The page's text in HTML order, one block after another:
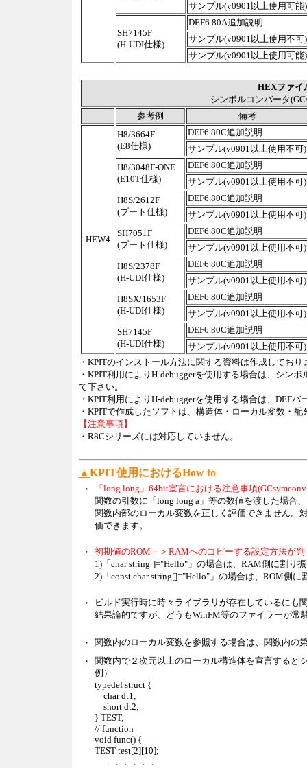
サンプル(v0901以上使用可能)
SH7145F
(H-UDI仕様)
DEF6.80A追加説明
サンプル(v0901以上使用不可)
サンプル(v0901以上使用可能)
HEXファイ
シンボルコンバータ
参考例
備考
HEW4
H8/3664F
(E8仕様)
DEF6.80C追加説明
サンプル(v0901以上使用不可)
H8/3048F-ONE
(E10T仕様)
DEF6.80C追加説明
サンプル(v0901以上使用不可)
H8S/2612F
(ブート仕様)
DEF6.80C追加説明
サンプル(v0901以上使用不可)
SH7051F
(ブート仕様)
DEF6.80C追加説明
サンプル(v0901以上使用不可)
H8S/2378F
(H-UDI仕様)
DEF6.80C追加説明
サンプル(v0901以上使用不可)
H8SX/1653F
(H-UDI仕様)
DEF6.80C追加説明
サンプル(v0901以上使用不可)
SH7145F
(H-UDI仕様)
DEF6.80C追加説明
サンプル(v0901以上使用不可)
・KPITのインストール方法に関する資料は作成しており
・KPIT利用によりH-debuggerを使用する場合は、シン
て下さい。
・KPIT利用によりH-debuggerを使用する場合は、DEF
・KPITで作成したソフトは、構造体・ローカル変数・
【注意事項】
・R8Cシリーズには対応していません。
▲ KPIT使用におけるHow to
・
「long long」64bit宣言における注意事項
関数の引数に「long long a」等の数値を渡した場合
関数内部のローカル変数を正しく評価できません。
価できます。
・
初期値のROM－＞RAMへのコピーする設定方法が
1)「char string[]="Hello"」の場合は、RAM側に割り
2)「const char string[]="Hello"」の場合は、ROM側に
・
ビルド実行時に時々ライブラリが存在しているにも
結果論的ですが、どうもWinFM等のファイラーが常
・ 関数内のローカル変数を参照する場合は、関数内の
・
関数内で２次元以上のローカル構造体を宣言すると
例）
typedef struct {
char dt1;
short dt2;
} TEST;
// function
void func() {
TEST test[2][10];
．．．．．．